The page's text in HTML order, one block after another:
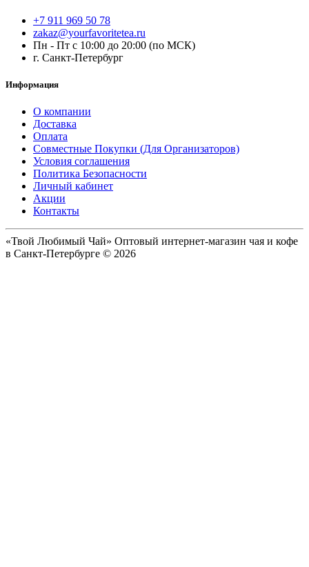
+7 911 969 50 78
zakaz@yourfavoritetea.ru
Пн - Пт с 10:00 до 20:00 (по МСК)
г. Санкт-Петербург
Информация
О компании
Доставка
Оплата
Совместные Покупки (Для Организаторов)
Условия соглашения
Политика Безопасности
Личный кабинет
Акции
Контакты
«Твой Любимый Чай» Оптовый интернет-магазин чая и кофе
в Санкт-Петербурге © 2026